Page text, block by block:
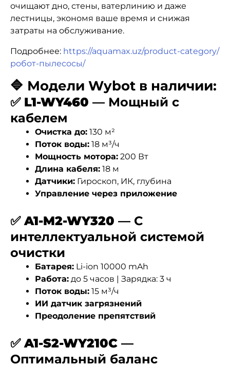
очищают дно, стены, ватерлинию и даже
лестницы, экономя ваше время и снижая
затраты на обслуживание.
Подробнее: https://aquamax.uz/product-category/
робот-пылесосы/
🔷 Модели Wybot в наличии:
✅ L1-WY460 — Мощный с
кабелем
Очистка до: 130 м²
Поток воды: 18 м³/ч
Мощность мотора: 200 Вт
Длина кабеля: 18 м
Датчики: Гироскоп, ИК, глубина
Управление через приложение
✅A1-M2-WY320 — С
интеллектуальной системой
очистки
Батарея: Li-ion 10000 mAh
Работа: до 5 часов | Зарядка: 3 ч
Поток воды: 15 м³/ч
ИИ датчик загрязнений
Преодоление препятствий
✅A1-S2-WY210C —
Оптимальный баланс